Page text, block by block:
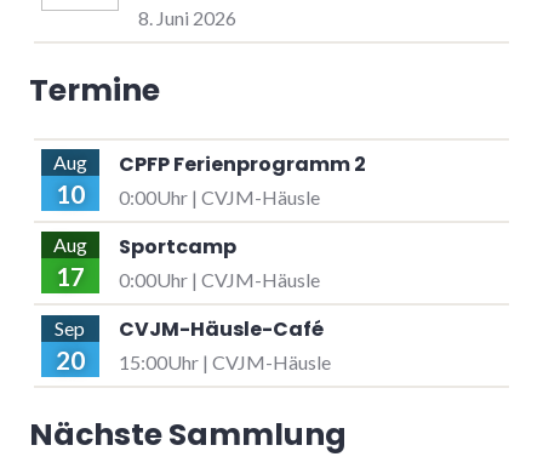
8. Juni 2026
Termine
Aug
10
CPFP Ferienprogramm 2
0:00Uhr | CVJM-Häusle
Aug
17
Sportcamp
0:00Uhr | CVJM-Häusle
Sep
20
CVJM-Häusle-Café
15:00Uhr | CVJM-Häusle
Nächste Sammlung